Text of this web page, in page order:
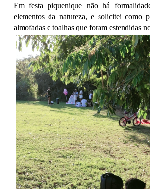
Em festa piquenique não há
elementos da natureza, e solicitei como
almofadas e toalhas que foram estendidas